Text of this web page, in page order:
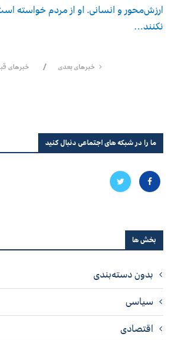
ارزش‌محور و انسانی. او از مردم خواسته
نکنند…
خبرهای بعدی خبرهای
ما را در شبکه های اجتماعی دنبال کنید
بخش ها
بدون دسته‌بندی
سیاسی
اقتصادی